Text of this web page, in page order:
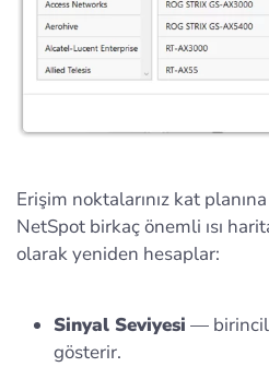
Erişim noktalarınız kat
NetSpot birkaç önemli ısı
olarak yeniden hesaplar:
Sinyal Seviyesi — birincil
gösterir.